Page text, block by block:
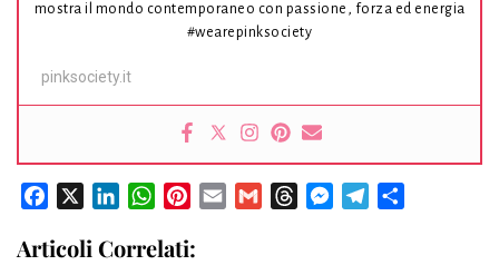
mostra il mondo contemporaneo con passione, forza ed energia
#wearepinksociety
pinksociety.it
Facebook LinkedInWhatsAppPinterest
Email Gmail ThreadsMessenger
Telegram
Articoli Correlati: